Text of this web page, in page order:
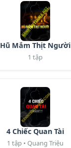
Hũ Mắm Thịt Người
1 tập
4 Chiếc Quan Tài
1 tập • Quang Triệu